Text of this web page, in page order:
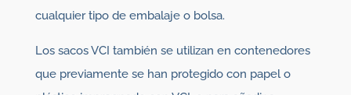
cualquier tipo de embalaje o bolsa.
Los sacos VCI también se utilizan en contenedores
que previamente se han protegido con papel o